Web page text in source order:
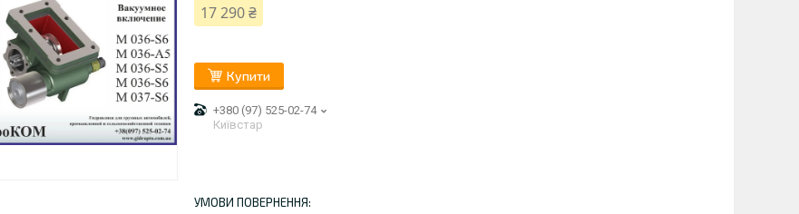
17 290 ₴
Купити
+380 (97) 525-02-74
Київстар